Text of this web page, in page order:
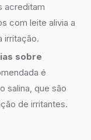
acreditam
com leite alivia a
irritação.
sobre
é
salina, que são
de irritantes.